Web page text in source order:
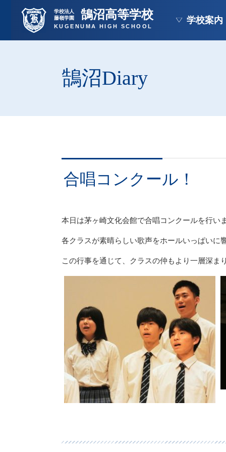
学校法人
藤嶺学園
鵠沼高等学校
KUGENUMA HIGH SCHOOL
学校案内
鵠沼Diary
合唱コンクール！
本日は茅ヶ崎文化会館で合唱コンクールを行い
各クラスが素晴らしい歌声をホールいっぱいに
この行事を通じて、クラスの仲もより一層深ま